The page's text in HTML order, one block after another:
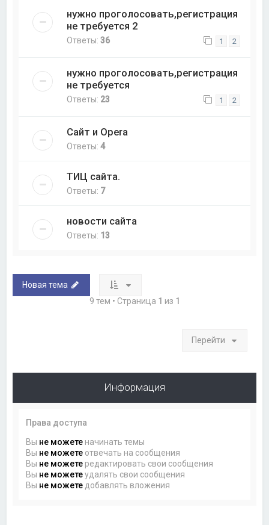
нужно проголосовать,регистрация
не требуется 2
Ответы:36 1 2
нужно проголосовать,регистрация
не требуется
Ответы: 23 1 2
Сайт и Opera
Ответы:4
ТИЦ сайта.
Ответы: 7
новости сайта
Ответы: 13
Новая тема
9 тем • Страница 1 из 1
Перейти
Информация
Права доступа
Вы не можете начинать темы
Вы не можете отвечать на сообщения
Вы не можете редактировать свои сообщения
Вы не можетеудалять свои сообщения
Вы не можете добавлять вложения